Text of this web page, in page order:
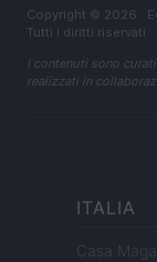
Copyright © 2026 ·
Tutti i diritti riservati
I contenuti sono
realizzati in
ITALIA
Casa